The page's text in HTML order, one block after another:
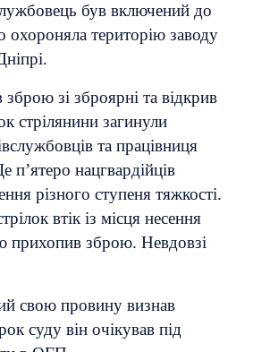
був включений до
охороняла територію заводу
зброю зі зброярні та відкрив
стрілянини загинули
та працівниця
п’ятеро нацгвардійців
різного ступеня тяжкості.
втік із місця несення
прихопив зброю. Невдовзі
свою провину визнав
суду він очікував під